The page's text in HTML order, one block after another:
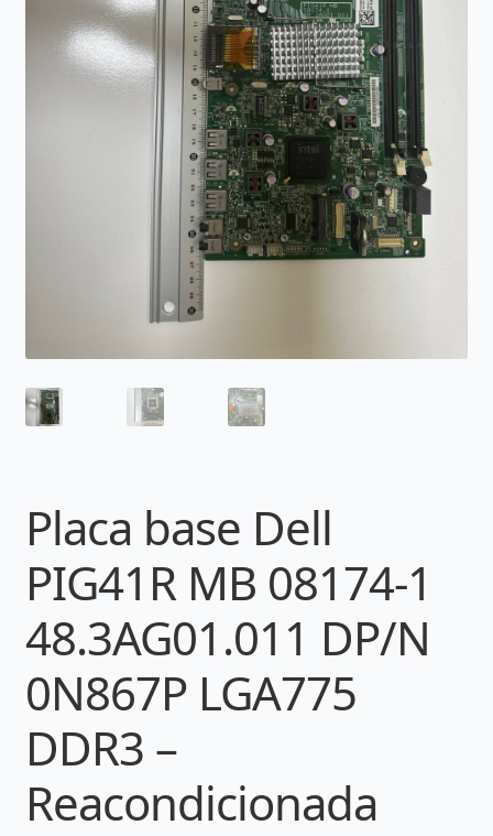
Placa base Dell
PIG41R MB 08174-1
48.3AG01.011 DP/N
0N867P LGA775
DDR3 –
Reacondicionada